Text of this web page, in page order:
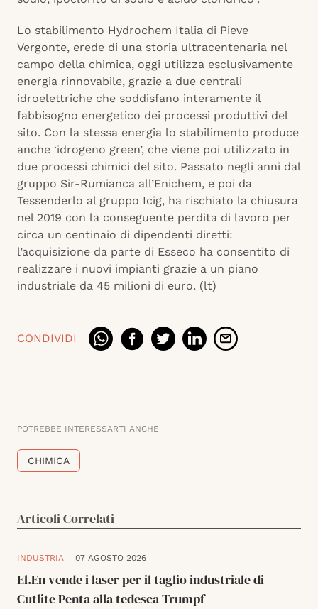
Lo stabilimento Hydrochem Italia di Pieve
Vergonte, erede di una storia ultracentenaria nel
campo della chimica, oggi utilizza esclusivamente
energia rinnovabile, grazie a due centrali
idroelettriche che soddisfano interamente il
fabbisogno energetico dei processi produttivi del
sito. Con la stessa energia lo stabilimento produce
anche ‘idrogeno green’, che viene poi utilizzato in
due processi chimici del sito. Passato negli anni dal
gruppo Sir-Rumianca all’Enichem, e poi da
Tessenderlo al gruppo Icig, ha rischiato la chiusura
nel 2019 con la conseguente perdita di lavoro per
circa un centinaio di dipendenti diretti:
l’acquisizione da parte di Esseco ha consentito di
realizzare i nuovi impianti grazie a un piano
industriale da 45 milioni di euro. (lt)
CONDIVIDI
POTREBBE INTERESSARTI ANCHE
CHIMICA
Articoli Correlati
INDUSTRIA 07 AGOSTO 2026
El.En vende i laser per il taglio industriale di
Cutlite Penta alla tedesca Trumpf